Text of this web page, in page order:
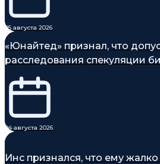
05 августа 2026
«Юнайтед» признал, что
расследования спекуляции
04 августа 2026
Инс признался, что ему